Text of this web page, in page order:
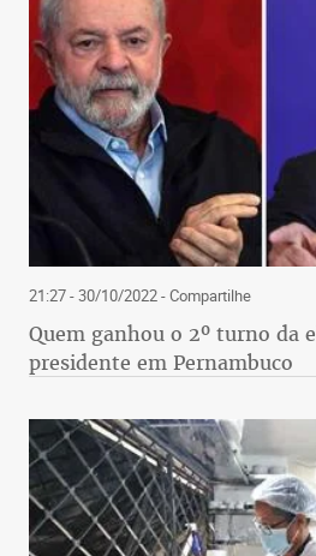
21:27 - 30/10/2022- Compartilhe
Quem ganhou o 2º turno da
presidente em Pernambuco